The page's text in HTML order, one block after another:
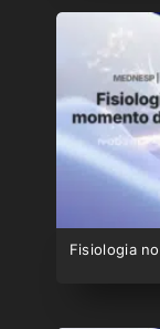
Fisiologia